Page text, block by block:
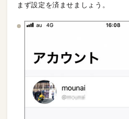
まず設定を済ませましょう。